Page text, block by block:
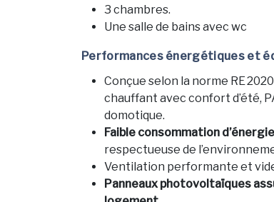
3 chambres.
Une salle de bains avec wc
Performances énergétiques et
Conçue selon la norme RE
chauffant avec confort d’été,
domotique.
Faible consommation d’énergie
respectueuse de
Ventilation performante et
Panneaux photovoltaïques